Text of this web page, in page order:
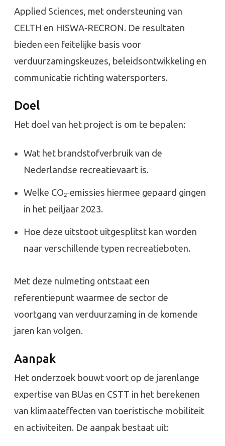
Applied Sciences, met ondersteuning van
CELTH en HISWA‑RECRON. De resultaten
bieden een feitelijke basis voor
verduurzamingskeuzes, beleidsontwikkeling en
communicatie richting watersporters.
Doel
Het doel van het project is om te bepalen:
Wat het brandstofverbruik van de
Nederlandse recreatievaart is.
Welke CO₂‑emissies hiermee gepaard gingen
in het peiljaar 2023.
Hoe deze uitstoot uitgesplitst kan worden
naar verschillende typen recreatieboten.
Met deze nulmeting ontstaat een
referentiepunt waarmee de sector de
voortgang van verduurzaming in de komende
jaren kan volgen.
Aanpak
Het onderzoek bouwt voort op de jarenlange
expertise van BUas en CSTT in het berekenen
van klimaateffecten van toeristische mobiliteit
en activiteiten. De aanpak bestaat uit: